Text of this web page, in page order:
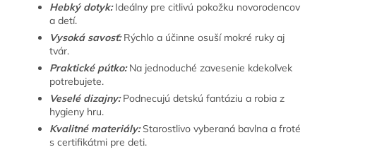
Hebký dotyk: Ideálny pre citlivú pokožku novorodencov
a detí.
Vysoká savosť:Rýchlo a účinne osuší mokré ruky aj
tvár.
Praktické pútko:Na jednoduché zavesenie kdekoľvek
potrebujete.
Veselé dizajny:Podnecujú detskú fantáziu a robia z
hygieny hru.
Kvalitné materiály:Starostlivo vyberaná bavlna a froté
s certifikátmi pre deti.